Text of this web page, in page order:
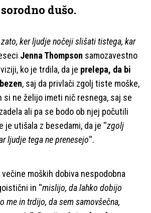
dušo.
ker ljudje nočeji slišati tistega, kar
Jenna Thompson samozavestno
ko je trdila, da je prelepa, da bi
, saj da privlači zgolj tiste moške,
si ne želijo imeti nič resnega, saj se
ali pa se bodo ob njej počutili
je utišala z besedami, da je ''zgolj
ljudje tega ne prenesejo''.
večine moških dobiva nespodobna
in ''mislijo, da lahko dobijo
me in trdijo, da sem samovšečna,